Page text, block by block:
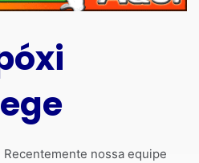
nossa equipe